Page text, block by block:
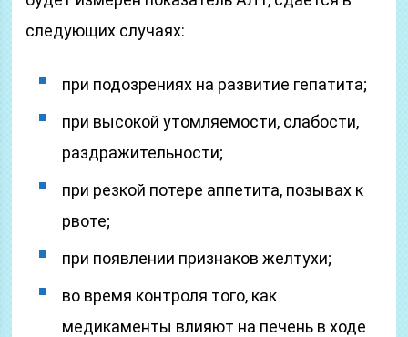
следующих случаях:
при подозрениях на развитие гепатита;
при высокой утомляемости, слабости,
раздражительности;
при резкой потере аппетита, позывах к
рвоте;
при появлении признаков желтухи;
во время контроля того, как
медикаменты влияют на печень в ходе